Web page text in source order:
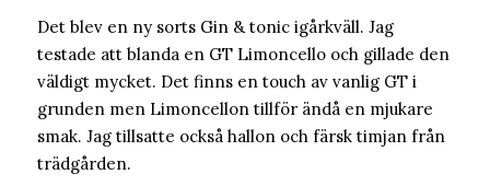
Det blev en ny sorts Gin & tonic igårkväll. Jag
testade att blanda en GT Limoncello och gillade den
väldigt mycket. Det finns en touch av vanlig GT i
grunden men Limoncellon tillför ändå en mjukare
smak. Jag tillsatte också hallon och färsk timjan från
trädgården.